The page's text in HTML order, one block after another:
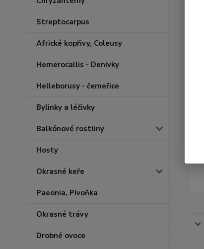
Streptocarpus
Africké kopřivy, Coleusy
Hemerocallis - Denivky
Helleborusy - čemeřice
Bylinky a léčivky
Balkónové rostliny
Hosty
Okrasné keře
Paeonia, Pivoňka
Okrasné trávy
Drobné ovoce